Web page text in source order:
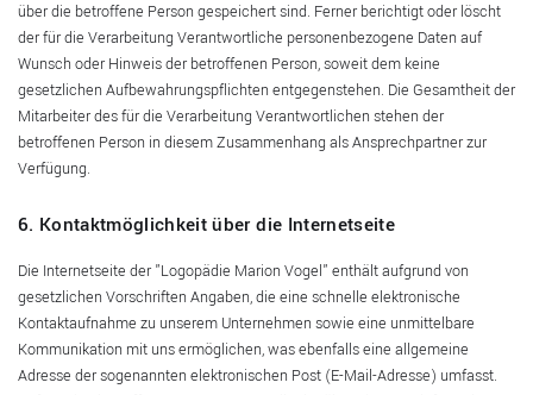
über die betroffene Person gespeichert sind. Ferner berichtigt oder löscht
der für die Verarbeitung Verantwortliche personenbezogene Daten auf
Wunsch oder Hinweis der betroffenen Person, soweit dem keine
gesetzlichen Aufbewahrungspflichten entgegenstehen. Die Gesamtheit der
Mitarbeiter des für die Verarbeitung Verantwortlichen stehen der
betroffenen Person in diesem Zusammenhang als Ansprechpartner zur
Verfügung.
6. Kontaktmöglichkeit über die Internetseite
Die Internetseite der "Logopädie Marion Vogel" enthält aufgrund von
gesetzlichen Vorschriften Angaben, die eine schnelle elektronische
Kontaktaufnahme zu unserem Unternehmen sowie eine unmittelbare
Kommunikation mit uns ermöglichen, was ebenfalls eine allgemeine
Adresse der sogenannten elektronischen Post (E-Mail-Adresse) umfasst.